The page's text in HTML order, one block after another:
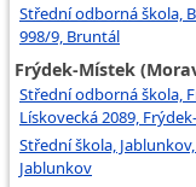
Střední odborná škola,
998/9, Bruntál
Frýdek-Místek
Střední odborná škola,
Lískovecká 2089,
Střední škola,
Jablunkov